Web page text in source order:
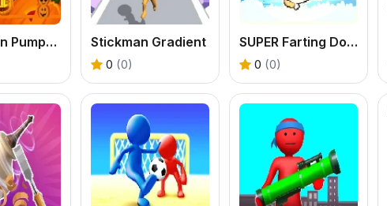
Halloween Pumpkin Jumping Stickman Gradient
0 (0)
SUPER Farting Dogs
0 (0)